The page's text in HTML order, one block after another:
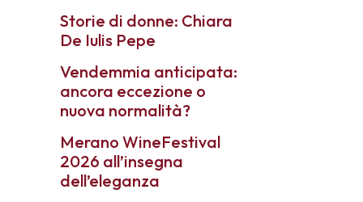
Storie di donne: Chiara
De Iulis Pepe
Vendemmia anticipata:
ancora eccezione o
nuova normalità?
Merano WineFestival
2026 all’insegna
dell’eleganza